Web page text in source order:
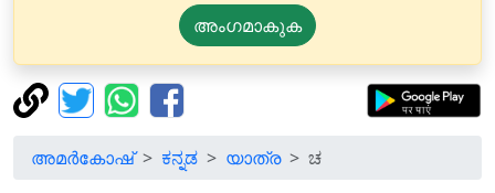
അംഗമാകുക
അമർകോഷ് ಕನ್ನಡ യാത്ര ಚ